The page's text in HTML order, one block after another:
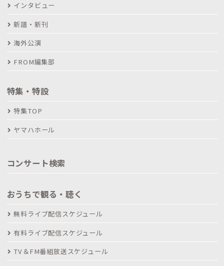
インタビュー
新譜・新刊
海外公演
FROM編集部
特集・特設
特集TOP
ヤマハホール
コンサート検索
おうちで観る・聴く
無料ライブ配信スケジュール
有料ライブ配信スケジュール
TV＆FM番組放送スケジュール